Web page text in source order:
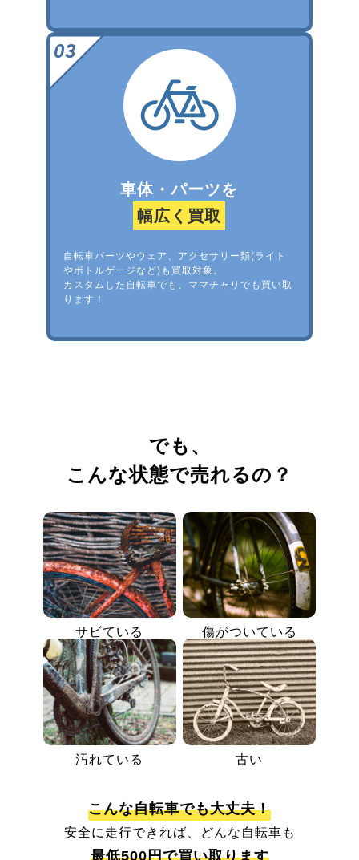
車体・パーツを
幅広く買取
自転車パーツやウェア、アクセサリー類(ライト
やボトルゲージなど)も買取対象。
カスタムした自転車でも、ママチャリでも買い取
ります！
でも、
こんな状態で売れるの？
サビている 傷がついている
汚れている 古い
こんな自転車でも大丈夫！
安全に走行できれば、どんな自転車も
最低500円で買い取ります